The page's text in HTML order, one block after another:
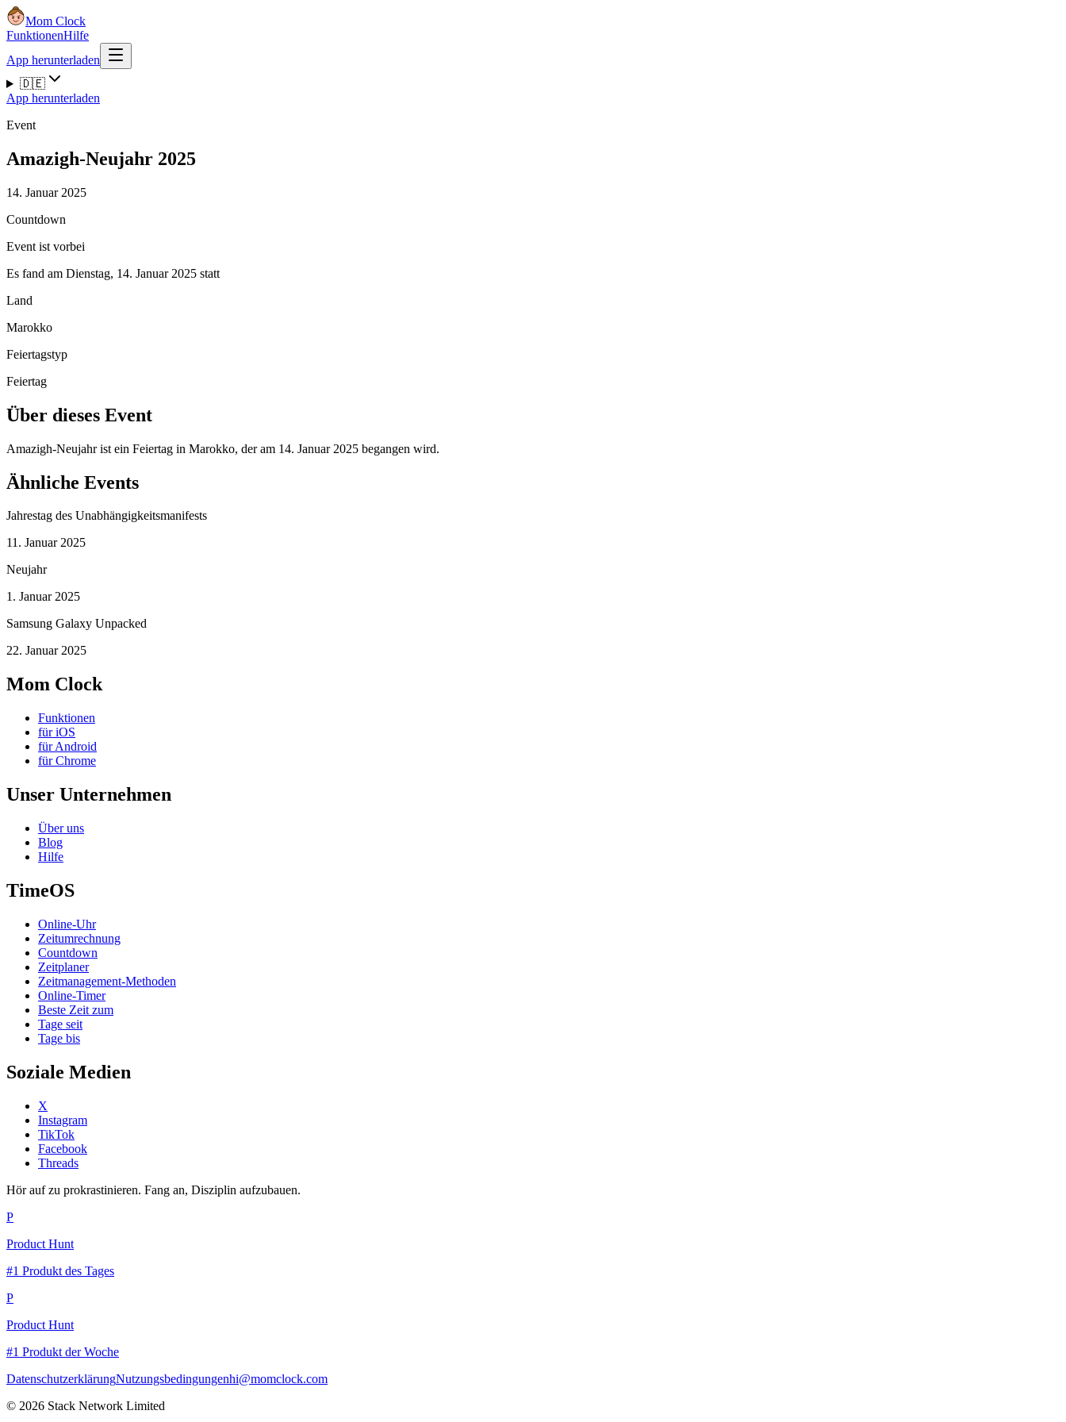
Mom Clock
FunktionenHilfe
App herunterladen
🇩🇪
App herunterladen
Event
Amazigh-Neujahr 2025
14. Januar 2025
Countdown
Event ist vorbei
Es fand am Dienstag, 14. Januar 2025 statt
Land
Marokko
Feiertagstyp
Feiertag
Über dieses Event
Amazigh-Neujahr ist ein Feiertag in Marokko, der am 14. Januar 2025 begangen wird.
Ähnliche Events
Jahrestag des Unabhängigkeitsmanifests
11. Januar 2025
Neujahr
1. Januar 2025
Samsung Galaxy Unpacked
22. Januar 2025
Mom Clock
Funktionen
für iOS
für Android
für Chrome
Unser Unternehmen
Über uns
Blog
Hilfe
TimeOS
Online-Uhr
Zeitumrechnung
Countdown
Zeitplaner
Zeitmanagement-Methoden
Online-Timer
Beste Zeit zum
Tage seit
Tage bis
Soziale Medien
X
Instagram
TikTok
Facebook
Threads
Hör auf zu prokrastinieren. Fang an, Disziplin aufzubauen.
P
Product Hunt
#1 Produkt des Tages
P
Product Hunt
#1 Produkt der Woche
DatenschutzerklärungNutzungsbedingungenhi@momclock.com
© 2026 Stack Network Limited